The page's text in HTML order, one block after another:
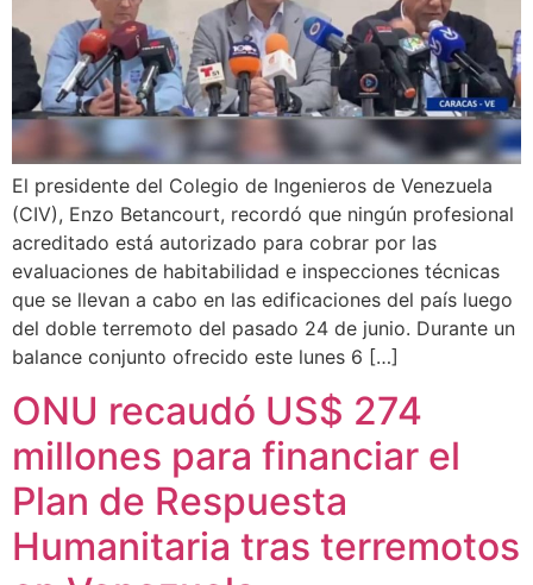
El presidente del Colegio de Ingenieros de Venezuela
(CIV), Enzo Betancourt, recordó que ningún profesional
acreditado está autorizado para cobrar por las
evaluaciones de habitabilidad e inspecciones técnicas
que se llevan a cabo en las edificaciones del país luego
del doble terremoto del pasado 24 de junio. Durante un
balance conjunto ofrecido este lunes 6 […]
ONU recaudó US$ 274
millones para financiar el
Plan de Respuesta
Humanitaria tras terremotos